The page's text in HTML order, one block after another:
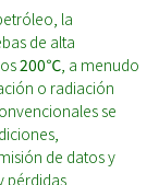
la
de alta
200℃, a menudo
o radiación
se
de datos y
pérdidas